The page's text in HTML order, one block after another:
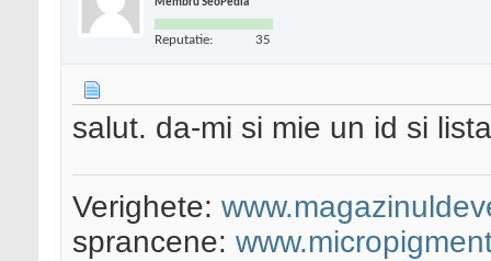
Membru SeoPedia
Reputatie: 35
salut. da-mi si mie un id si
Verighete:
sprancene: